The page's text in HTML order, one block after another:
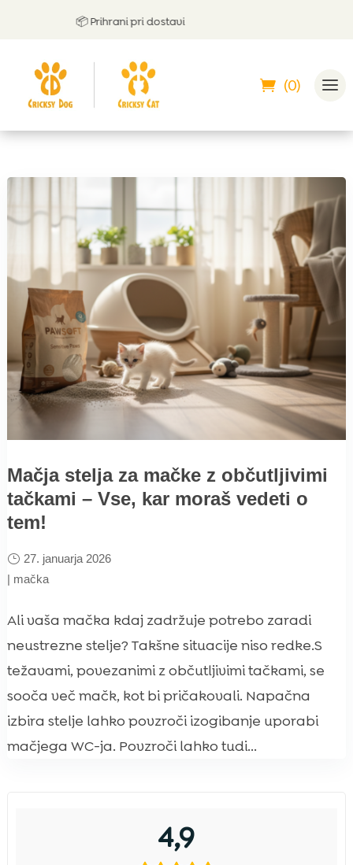
📦 Prihrani pri dostavi
(0)
Mačja stelja za mačke z občutljivimi
tačkami – Vse, kar moraš vedeti o
tem!
27. januarja 2026
| mačka
Ali vaša mačka kdaj zadržuje potrebo zaradi
neustrezne stelje? Takšne situacije niso redke.S
težavami, povezanimi z občutljivimi tačkami, se
sooča več mačk, kot bi pričakovali. Napačna
izbira stelje lahko povzroči izogibanje uporabi
mačjega WC-ja. Povzroči lahko tudi...
4,9